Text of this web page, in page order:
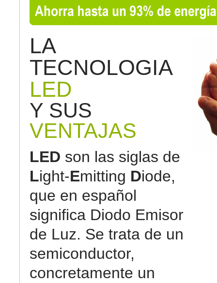
LA
TECNOLOGIA
LED
Y SUS
VENTAJAS
LED son las siglas de
Light-Emitting Diode,
que en español
significa Diodo Emisor
de Luz. Se trata de un
semiconductor,
concretamente un